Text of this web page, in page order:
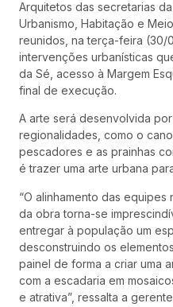
Arquitetos das secretarias
Urbanismo, Habitação e
reunidos, na terça-feira (30/
intervenções urbanísticas
da Sé, acesso à Margem
final de execução.
A arte será desenvolvida
regionalidades, como o
pescadores e as prainhas
é trazer uma arte urbana
“O alinhamento das
da obra torna-se
entregar à população um
desconstruindo os
painel de forma a criar uma
com a escadaria em
e atrativa”, ressalta a